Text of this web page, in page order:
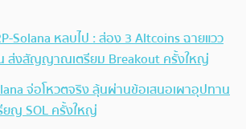
Solana หลบไป : ส่อง 3 Altcoins ฉายแวว
ส่งสัญญาณเตรียม Breakout ครั้งใหญ่
จ่อโหวตจริง ลุ้นผ่านข้อเสนอเผาอุปทาน
ยญ SOL ครั้งใหญ่